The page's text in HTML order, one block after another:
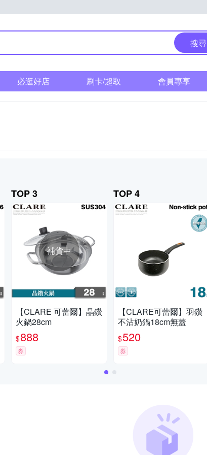
搜尋
必逛好店 刷卡/超取 會員專享
TOP 3
補貨中
【CLARE 可蕾爾】晶鑽
火鍋28cm
$888
券
TOP 4
【CLARE可蕾爾】羽鑽
不沾奶鍋18cm無蓋
$520
券